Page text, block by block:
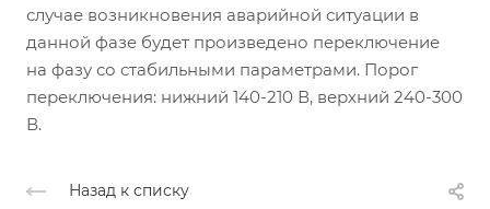
случае возникновения аварийной ситуации в
данной фазе будет произведено переключение
на фазу со стабильными параметрами. Порог
переключения: нижний 140-210 В, верхний 240-300
В.
Назад к списку